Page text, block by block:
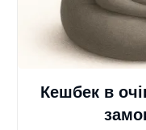
Кешбек в